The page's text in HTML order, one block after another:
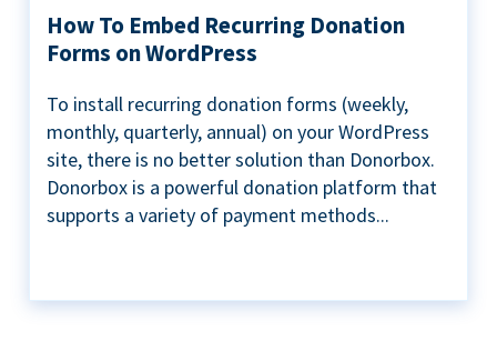
How To Embed Recurring Donation
Forms on WordPress
To install recurring donation forms (weekly,
monthly, quarterly, annual) on your WordPress
site, there is no better solution than Donorbox.
Donorbox is a powerful donation platform that
supports a variety of payment methods...